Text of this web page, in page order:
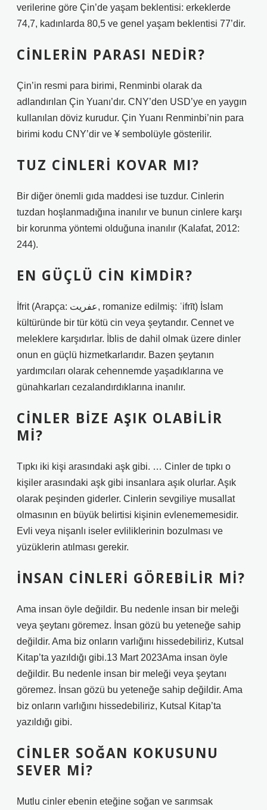
verilerine göre Çin’de yaşam beklentisi: erkeklerde
74,7, kadınlarda 80,5 ve genel yaşam beklentisi 77’dir.
CINLERIN PARASI NEDIR?
Çin’in resmi para birimi, Renminbi olarak da
adlandırılan Çin Yuanı’dır. CNY’den USD’ye en yaygın
kullanılan döviz kurudur. Çin Yuanı Renminbi’nin para
birimi kodu CNY’dir ve ¥ sembolüyle gösterilir.
TUZ CINLERI KOVAR MI?
Bir diğer önemli gıda maddesi ise tuzdur. Cinlerin
tuzdan hoşlanmadığına inanılır ve bunun cinlere karşı
bir korunma yöntemi olduğuna inanılır (Kalafat, 2012:
244).
EN GÜÇLÜ CIN KIMDIR?
İfrit (Arapça: عفريت‎, romanize edilmiş: ʿifrīt) İslam
kültüründe bir tür kötü cin veya şeytandır. Cennet ve
meleklere karşıdırlar. İblis de dahil olmak üzere dinler
onun en güçlü hizmetkarlarıdır. Bazen şeytanın
yardımcıları olarak cehennemde yaşadıklarına ve
günahkarları cezalandırdıklarına inanılır.
CINLER BIZE AŞIK OLABILIR
MI?
Tıpkı iki kişi arasındaki aşk gibi. … Cinler de tıpkı o
kişiler arasındaki aşk gibi insanlara aşık olurlar. Aşık
olarak peşinden giderler. Cinlerin sevgiliye musallat
olmasının en büyük belirtisi kişinin evlenememesidir.
Evli veya nişanlı iseler evliliklerinin bozulması ve
yüzüklerin atılması gerekir.
İNSAN CINLERI GÖREBILIR MI?
Ama insan öyle değildir. Bu nedenle insan bir meleği
veya şeytanı göremez. İnsan gözü bu yeteneğe sahip
değildir. Ama biz onların varlığını hissedebiliriz, Kutsal
Kitap’ta yazıldığı gibi.13 Mart 2023Ama insan öyle
değildir. Bu nedenle insan bir meleği veya şeytanı
göremez. İnsan gözü bu yeteneğe sahip değildir. Ama
biz onların varlığını hissedebiliriz, Kutsal Kitap’ta
yazıldığı gibi.
CINLER SOĞAN KOKUSUNU
SEVER MI?
Mutlu cinler ebenin eteğine soğan ve sarımsak